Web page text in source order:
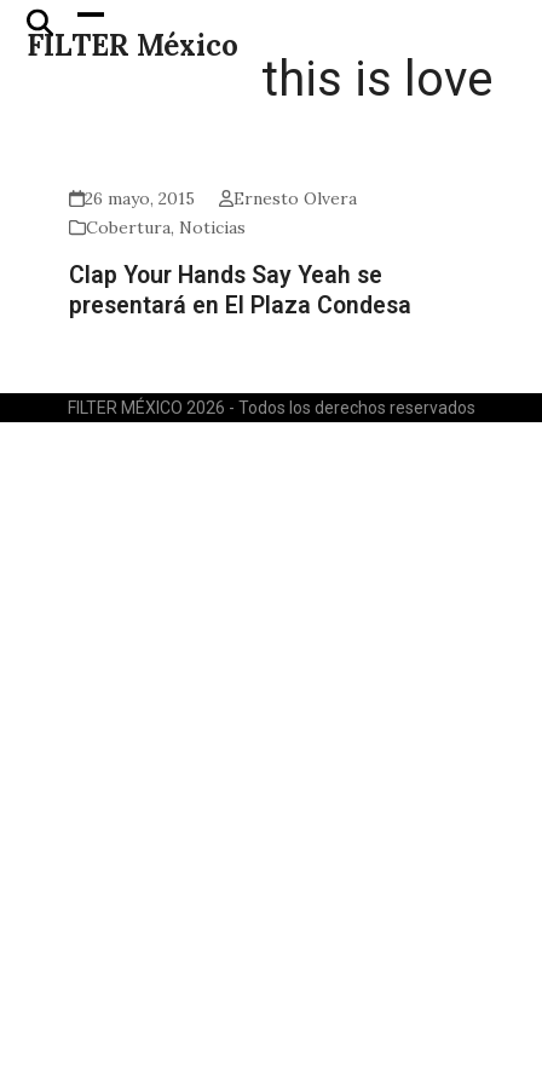
Skip
FILTER México
Open
mobile
Close
mobile
this is love
26 mayo, 2015
Ernesto Olvera
Cobertura, Noticias
Clap Your Hands Say Yeah se
presentará en El Plaza Condesa
FILTER MÉXICO 2026 - Todos los derechos reservados